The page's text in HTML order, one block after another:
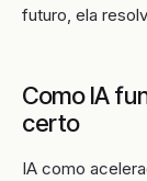
futuro, ela
Como IA
certo
IA como